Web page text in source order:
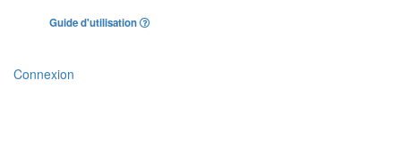
Guide d'utilisation
Connexion